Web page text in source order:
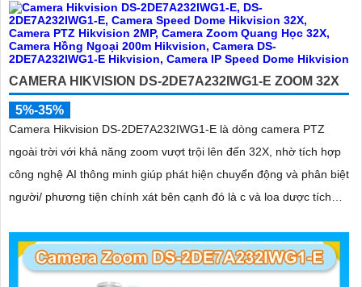
CAMERA HIKVISION DS-2DE7A232IWG1-E ZOOM 32X
5%-35%
Camera Hikvision DS-2DE7A232IWG1-E là dòng camera PTZ
ngoài trời với khả năng zoom vượt trội lên đến 32X, nhờ tích hợp
công nghệ AI thông minh giúp phát hiện chuyển động và phân biệt
người/ phương tiện chính xát bên cạnh đó là c và loa dược tích